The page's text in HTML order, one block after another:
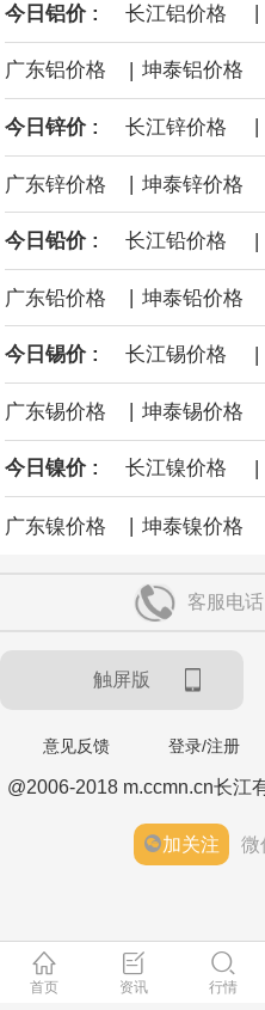
后续14艘平均每艘约
黄金价格有望录得自今
供支撑，同时投资者正
景的线索。StoneX高级
海力士：龙仁工厂将生
机存取存储器（DRAM
今日铝价 : 长江铝价格
广东铝价格 | 坤泰铝价格
今日锌价 : 长江锌价格
广东锌价格 | 坤泰锌价格
今日铅价 : 长江铅价格 |
广东铅价格 坤泰铅价格
今日锡价 : 长江锡价格 |
广东锡价格 坤泰锡价格
今日镍价 : 长江镍价格 |
广东镍价格 | 坤泰镍价格
客服电
触屏版
意见反馈 登录/注册
@2006-2018 m.ccmn.cn长江
加关注 微
首页 资讯 行情